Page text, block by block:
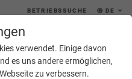
verwendet. Einige davon
es uns andere ermöglichen,
zu verbessern.
BETRIEBSSUCHE DE
MENÜ